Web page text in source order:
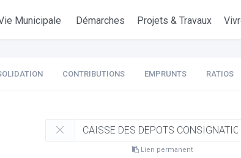
Municipale Démarches Projets & Travaux
CONTRIBUTIONS EMPRUNTS RATIOS
Lien permanent